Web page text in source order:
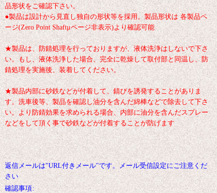
品形状をご確認下さい。
●製品は設計から見直し独自の形状等を採用。製品形状は 各製品ペ
ージ(Zero Point Shaftμページ非表示)より確認可能
★製品は、防錆処理を行っておりますが、液体洗浄はしないで下さ
い。もし、液体洗浄した場合、完全に乾燥して取付部と同温し、防
錆処理を実施後、装着してください。
★製品内部に砂鉄などが付着して、錆びを誘発することがありま
す。洗車後等、製品を確認し油分を含んだ綿棒などで除去して下さ
い。より防錆効果を求められる場合、内部に油分を含んだスプレー
などをして頂く事で砂鉄などが付着することが防げます
返信メールは"URL付きメール"です。メール受信設定にご注意くだ
さい
確認事項: